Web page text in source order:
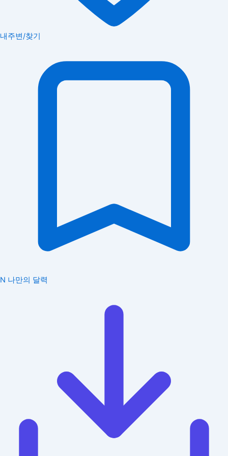
내주변/찾기
N 나만의 달력